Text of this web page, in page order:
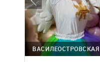
ВАСИЛЕОСТРОВСКАЯ